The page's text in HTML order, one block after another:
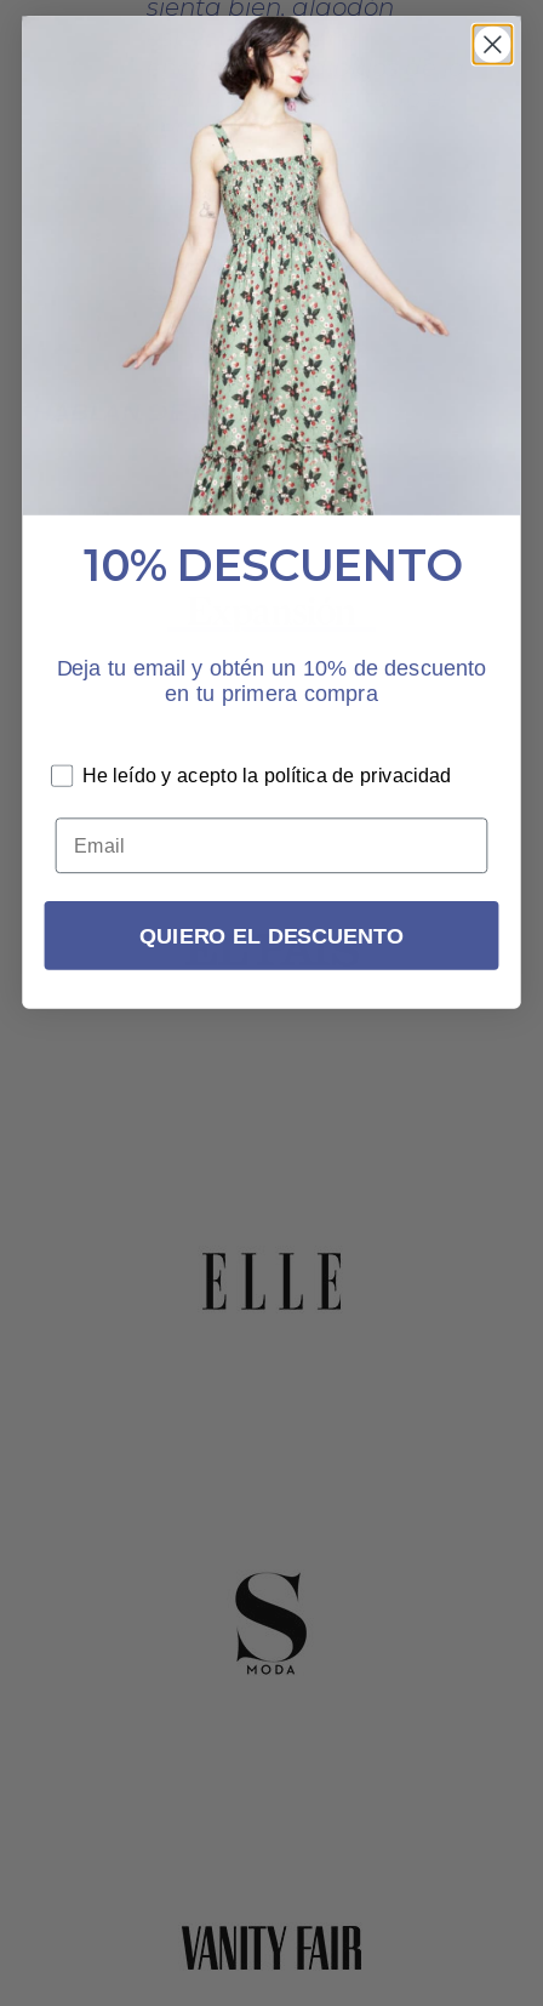
sienta bien, algodón
espectacular, me
encantan los dibujos de la
tela, para llevarlo todo el
verano
VESTIDO HOJA
ECRUZCALVO
2 JUNIO, 2025
HABLAN DE NOSOTROS
10% DESCUENTO
Deja tu email y obtén un 10% de descuento
en tu primera compra
He leído y acepto la política de privacidad
QUIERO EL DESCUENTO